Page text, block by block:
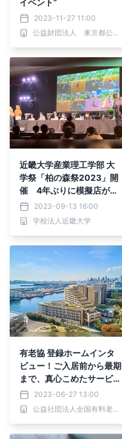
イベント”
2023-11-27 11:00
公益財団法人 東京都公園協会
近畿大学産業理工学部 大
学祭「柏の森祭2023」開
催 4年ぶりに模擬店が復
活、一般来場も可能
2023-09-13 16:00
学校法人近畿大学
有老協 登録ホームインタ
ビュー！ご入居前から最期
まで、真心こめたサービス
を
2023-06-27 13:00
公益社団法人全国有料老人ホーム協会